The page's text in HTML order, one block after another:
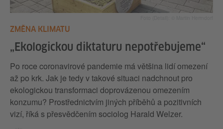
ZMĚNA KLIMATU
„Ekologickou diktaturu nepotřebujeme“
Po roce coronavirové pandemie má většina lidí omezení
až po krk. Jak je tedy v takové situaci nadchnout pro
ekologickou transformaci doprovázenou omezením
konzumu? Prostřednictvím jiných příběhů a pozitivních
vizí, říká s přesvědčením sociolog Harald Welzer.